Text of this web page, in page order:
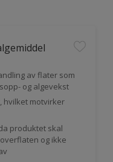
av flater som
og algevekst
hvilket motvirker
produktet skal
og ikke